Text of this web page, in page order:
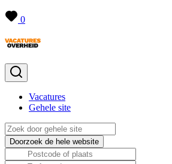
0
Vacatures
Gehele site